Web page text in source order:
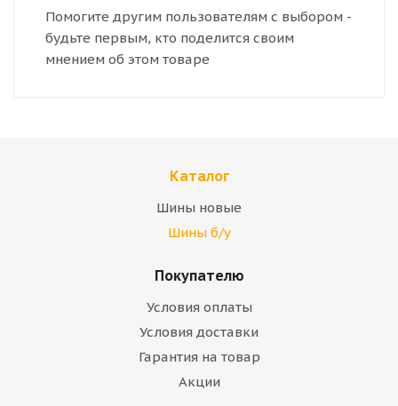
Помогите другим пользователям с выбором -
будьте первым, кто поделится своим
мнением об этом товаре
Каталог
Шины новые
Шины б/у
Покупателю
Условия оплаты
Условия доставки
Гарантия на товар
Акции